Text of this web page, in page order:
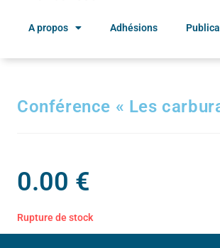
A propos Adhésions
Conférence « Les
0.00 €
Rupture de stock